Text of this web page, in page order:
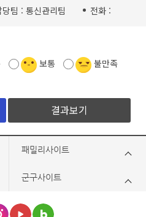
당팀 : 통신관리팀 전화 :
보통
불만족
결과보기
패밀리사이트
군구사이트